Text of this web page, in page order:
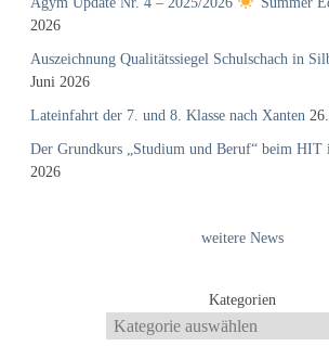
2026
Auszeichnung Qualitätssiegel Schulschach in
Juni 2026
Lateinfahrt der 7. und 8. Klasse nach Xanten
Der Grundkurs „Studium und Beruf“ beim HIT
2026
weitere News
Kategorien